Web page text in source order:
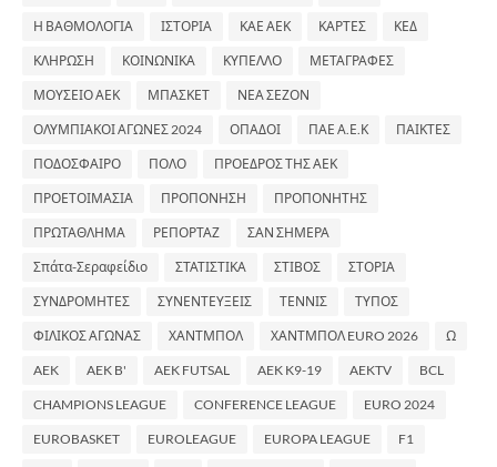
Η ΒΑΘΜΟΛΟΓΙΑ ΙΣΤΟΡΙΑ ΚΑΕ ΑΕΚ ΚΑΡΤΕΣ ΚΕΔ
ΚΛΗΡΩΣΗ ΚΟΙΝΩΝΙΚΑ ΚΥΠΕΛΛΟ ΜΕΤΑΓΡΑΦΕΣ
ΜΟΥΣΕΙΟ ΑΕΚ ΜΠΑΣΚΕΤ ΝΕΑ ΣΕΖΟΝ
ΟΛΥΜΠΙΑΚΟΙ ΑΓΩΝΕΣ 2024 ΟΠΑΔΟΙ ΠΑΕ Α.Ε.Κ ΠΑΙΚΤΕΣ
ΠΟΔΟΣΦΑΙΡΟ ΠΟΛΟ ΠΡΟΕΔΡΟΣ ΤΗΣ ΑΕΚ
ΠΡΟΕΤΟΙΜΑΣΙΑ ΠΡΟΠΟΝΗΣΗ ΠΡΟΠΟΝΗΤΗΣ
ΠΡΩΤΑΘΛΗΜΑ ΡΕΠΟΡΤΑΖ ΣΑΝ ΣΗΜΕΡΑ
Σπάτα-Σεραφείδιο ΣΤΑΤΙΣΤΙΚΑ ΣΤΙΒΟΣ ΣΤΟΡΙΑ
ΣΥΝΔΡΟΜΗΤΕΣ ΣΥΝΕΝΤΕΥΞΕΙΣ ΤΕΝΝΙΣ ΤΥΠΟΣ
ΦΙΛΙΚΟΣ ΑΓΩΝΑΣ ΧΑΝΤΜΠΟΛ ΧΑΝΤΜΠΟΛ EURO 2026 Ω
AEK AEK B' AEK FUTSAL AEK K9-19 AEKTV BCL
CHAMPIONS LEAGUE CONFERENCE LEAGUE EURO 2024
EUROBASKET EUROLEAGUE EUROPA LEAGUE F1